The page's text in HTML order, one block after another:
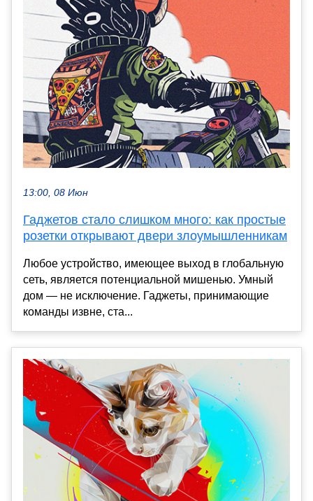
13:00, 08 Июн
Гаджетов стало слишком много: как простые
розетки открывают двери злоумышленникам
Любое устройство, имеющее выход в глобальную
сеть, является потенциальной мишенью. Умный
дом — не исключение. Гаджеты, принимающие
команды извне, ста...